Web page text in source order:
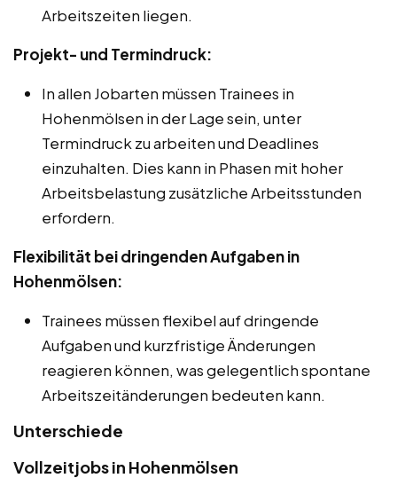
Arbeitszeiten liegen.
Projekt- und Termindruck:
In allen Jobarten müssen Trainees in
Hohenmölsen in der Lage sein, unter
Termindruck zu arbeiten und Deadlines
einzuhalten. Dies kann in Phasen mit hoher
Arbeitsbelastung zusätzliche Arbeitsstunden
erfordern.
Flexibilität bei dringenden Aufgaben in
Hohenmölsen:
Trainees müssen flexibel auf dringende
Aufgaben und kurzfristige Änderungen
reagieren können, was gelegentlich spontane
Arbeitszeitänderungen bedeuten kann.
Unterschiede
Vollzeitjobs in Hohenmölsen